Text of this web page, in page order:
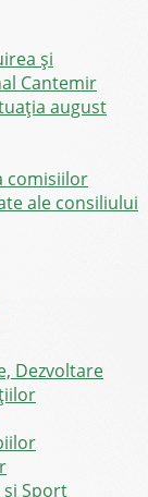
şi
Cantemir
august
comisiilor
ale consiliului
Dezvoltare
Sport